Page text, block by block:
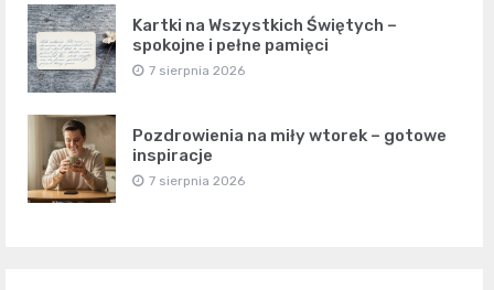
Kartki na Wszystkich Świętych –
spokojne i pełne pamięci
7 sierpnia 2026
Pozdrowienia na miły wtorek – gotowe
inspiracje
7 sierpnia 2026